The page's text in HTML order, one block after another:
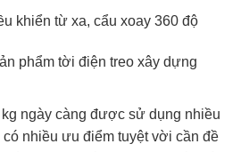
khiển từ xa, cẩu xoay 360 độ
phẩm tời điện treo xây dựng
ngày càng được sử dụng nhiều
nhiều ưu điểm tuyệt vời cần đề